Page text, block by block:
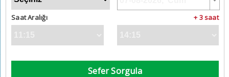
Saat Aralığı + 3 saat
Sefer Sorgula